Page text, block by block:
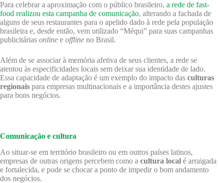
Para celebrar a aproximação com o público brasileiro, a rede de fast-
food realizou esta campanha de comunicação, alterando a fachada de
alguns de seus restaurantes para o apelido dado à rede pela população
brasileira e, desde então, vem utilizado “Méqui” para suas campanhas
publicitárias online e offline no Brasil.
Além de se associar à memória afetiva de seus clientes, a rede se
atentou às especificidades locais sem deixar sua identidade de lado.
Essa capacidade de adaptação é um exemplo do impacto das culturas
regionais para empresas multinacionais e a importância destes ajustes
para bons negócios.
Comunicação e cultura
Ao situar-se em território brasileiro ou em outros países latinos,
empresas de outras origens percebem como a cultura local é arraigada
e fortalecida, e pode se chocar a ponto de impedir o bom andamento
dos negócios.